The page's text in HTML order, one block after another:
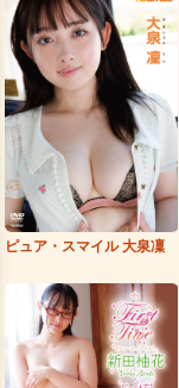
ピュア・スマイル 大泉凜